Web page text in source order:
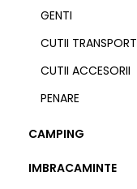
GENTI
CUTII TRANSPORT
CUTII ACCESORII
PENARE
CAMPING
IMBRACAMINTE